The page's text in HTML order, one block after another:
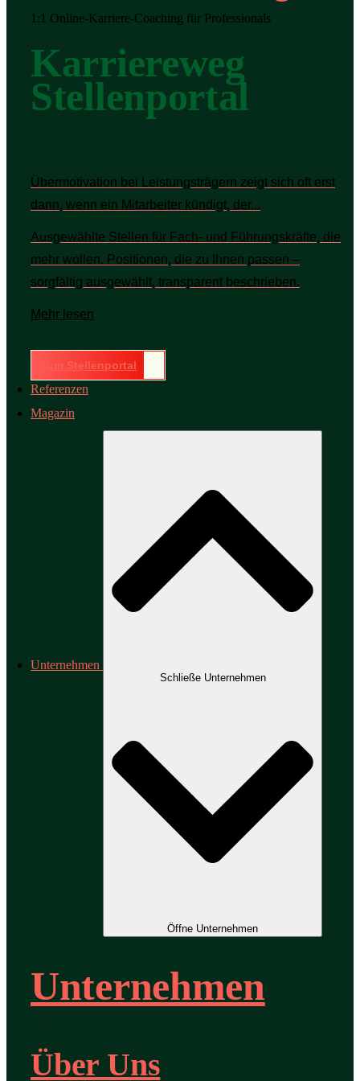
1:1 Online-Karriere-Coaching für Professionals
Karriereweg
Stellenportal
Übermotivation bei Leistungsträgern zeigt sich oft erst
dann, wenn ein Mitarbeiter kündigt, der...
Ausgewählte Stellen für Fach- und Führungskräfte, die
mehr wollen. Positionen, die zu Ihnen passen –
sorgfältig ausgewählt, transparent beschrieben.
Mehr lesen
Zum Stellenportal
Referenzen
Magazin
Unternehmen
Schließe Unternehmen
Öffne Unternehmen
Unternehmen
Über Uns